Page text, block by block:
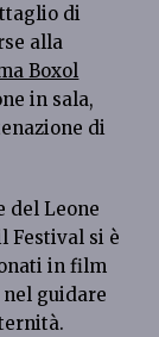
di
alla
Boxol
in sala,
di
del Leone
Festival si è
in film
guidare